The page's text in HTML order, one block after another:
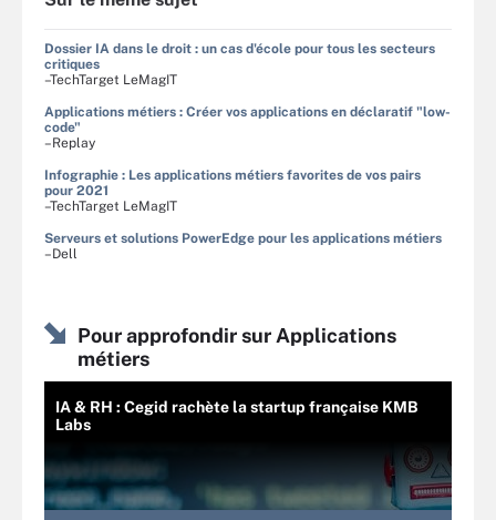
Dossier IA dans le droit : un cas d'école pour tous les secteurs
critiques
–TechTarget LeMagIT
Applications métiers : Créer vos applications en déclaratif "low-
code"
–Replay
Infographie : Les applications métiers favorites de vos pairs
pour 2021
–TechTarget LeMagIT
Serveurs et solutions PowerEdge pour les applications métiers
–Dell
Pour approfondir sur Applications
métiers
IA & RH : Cegid rachète la startup française KMB
Labs